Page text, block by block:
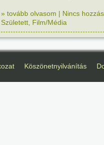
» tovább olvasom | Nincs
Született Film/Média
Köszönetnyilvánítás